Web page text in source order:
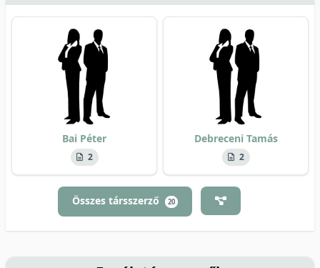
Bai Péter
2
Debreceni Tamás
2
Összes társszerző 20